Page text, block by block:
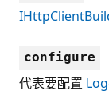
configure
代表要配置